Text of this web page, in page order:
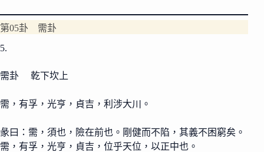
第05卦 需卦
5.
需卦 乾下坎上
需，有孚，光亨，貞吉，利涉大川。
彖曰：需，須也，險在前也。剛健而不陷，其義不困窮矣。
需，有孚，光亨，貞吉，位乎天位，以正中也。